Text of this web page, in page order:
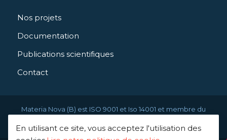
Nos projets
Documentation
Publications scientifiques
Contact
Materia Nova (B) est ISO 9001 et Iso 14001 et membre du
En utilisant ce site, vous acceptez l'utilisation des